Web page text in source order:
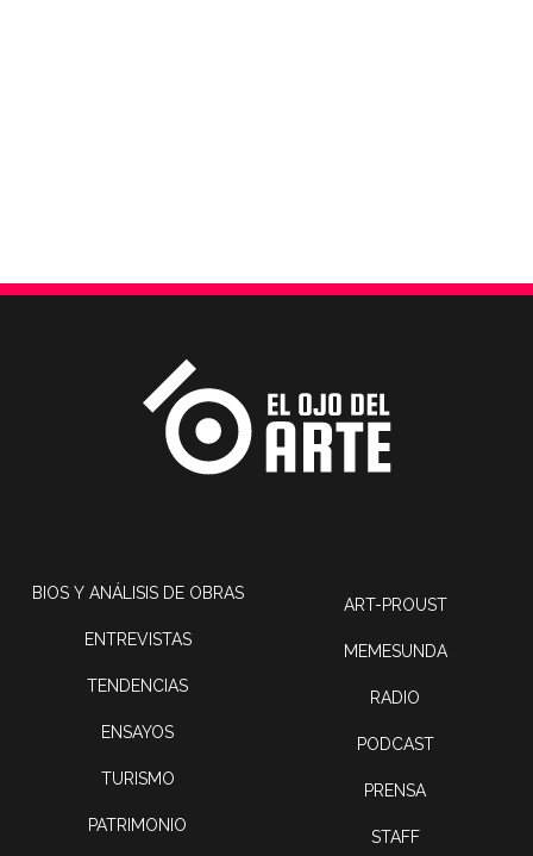
BIOS Y ANÁLISIS DE OBRAS
ENTREVISTAS
TENDENCIAS
ENSAYOS
TURISMO
PATRIMONIO
ART-PROUST
MEMESUNDA
RADIO
PODCAST
PRENSA
STAFF